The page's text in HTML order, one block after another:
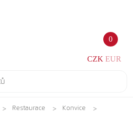
0
CZK EUR
Restaurace Konvice